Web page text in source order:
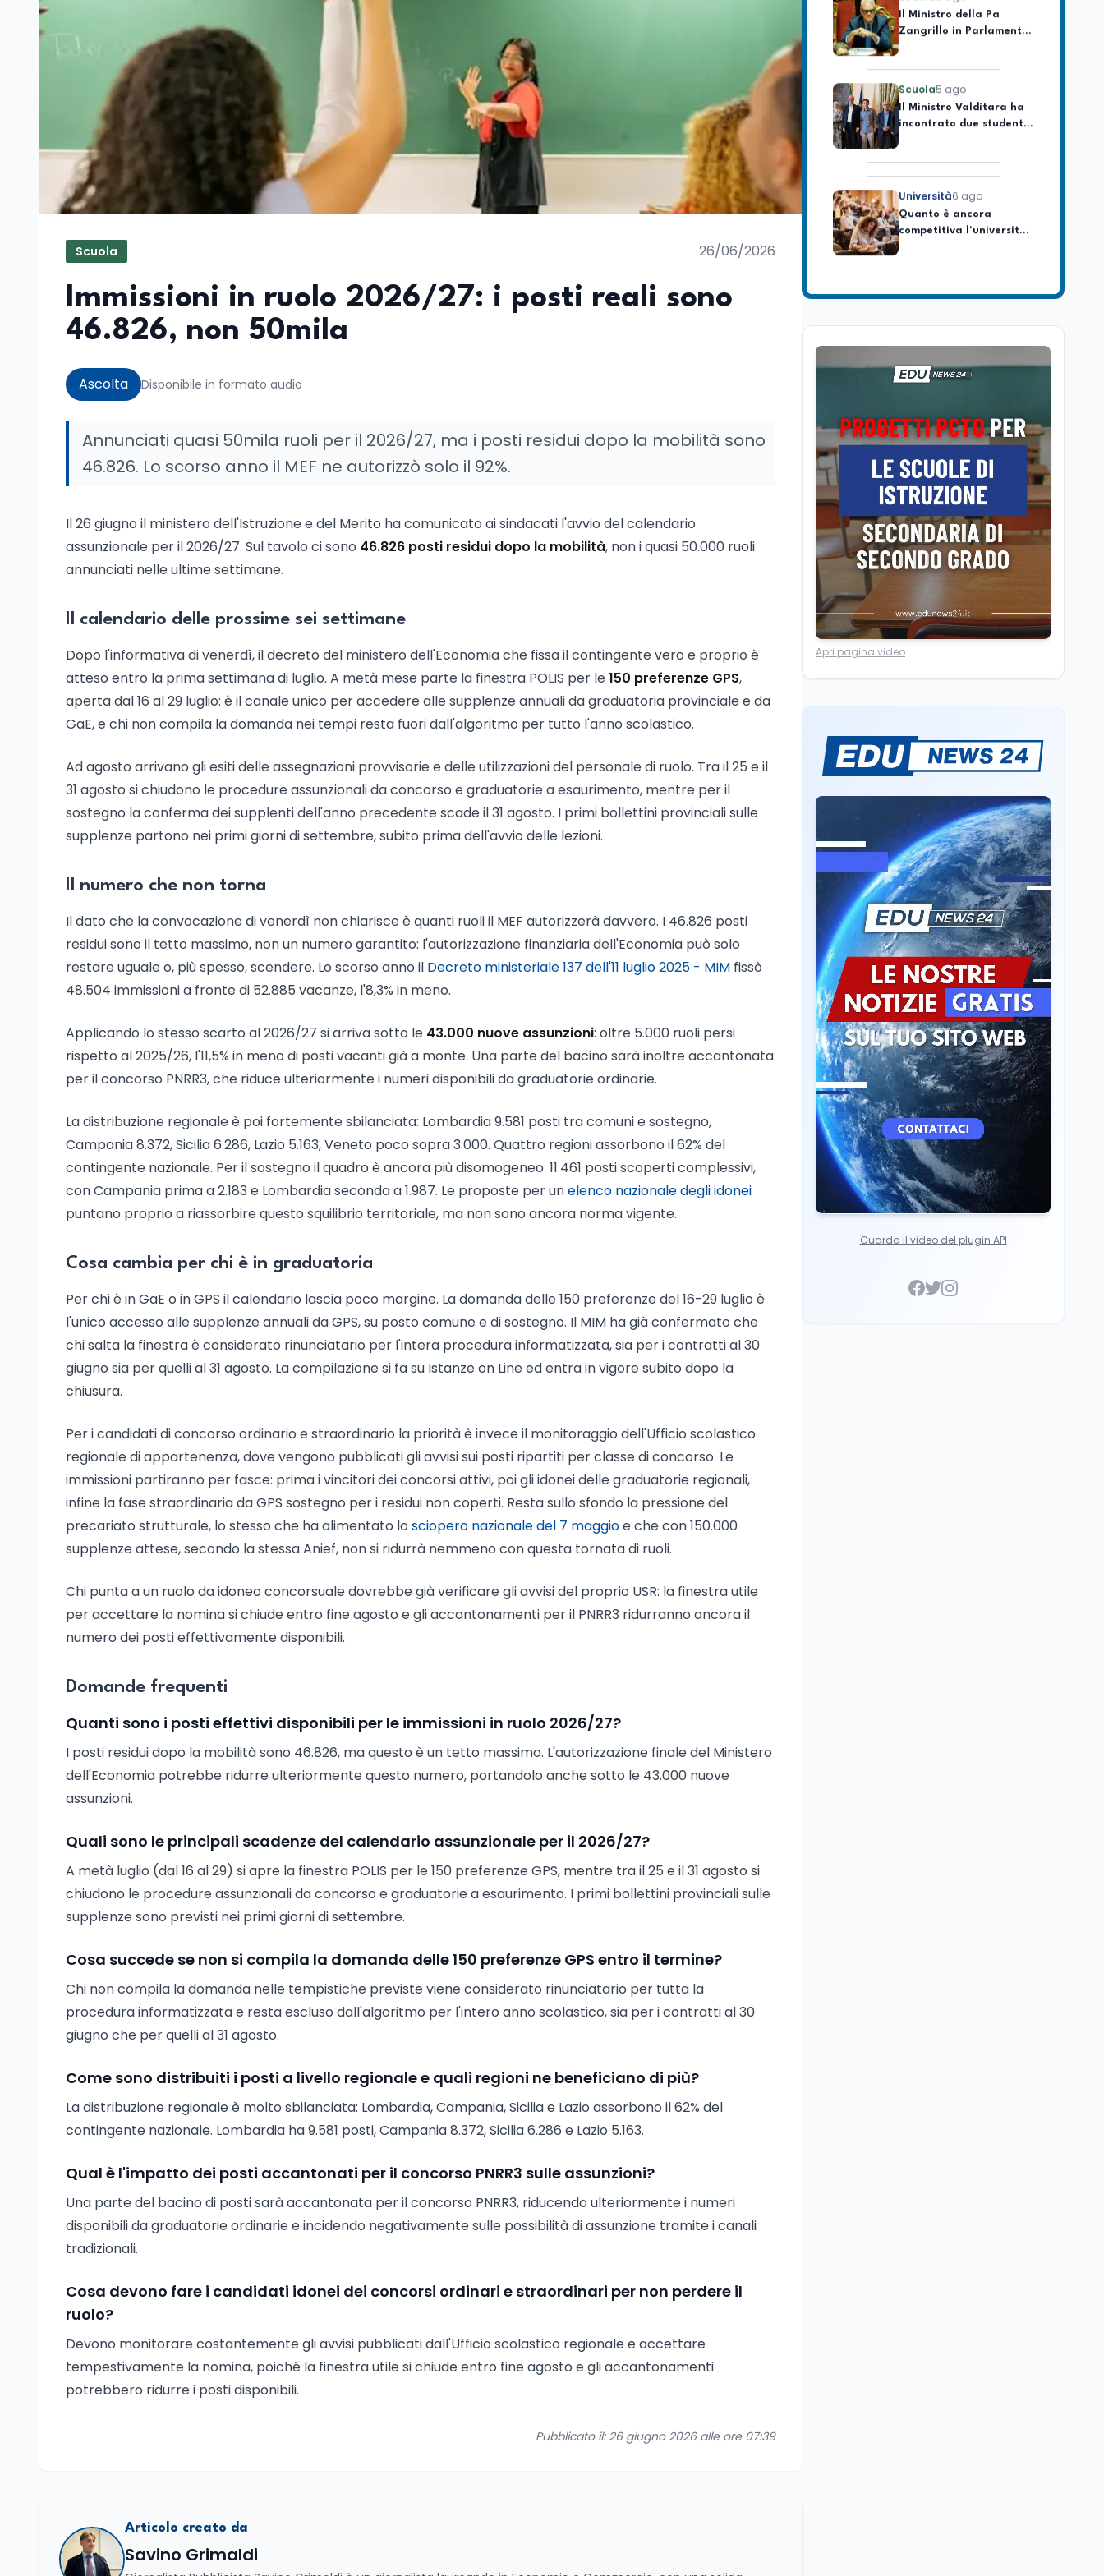
Scuola 26/06/2026
Immissioni in ruolo 2026/27: i posti reali sono
46.826, non 50mila
Ascolta Disponibile in formato audio
Annunciati quasi 50mila ruoli per il 2026/27, ma i posti residui dopo la mobilità sono
46.826. Lo scorso anno il MEF ne autorizzò solo il 92%.
Il 26 giugno il ministero dell'Istruzione e del Merito ha comunicato ai sindacati l'avvio del calendario
assunzionale per il 2026/27. Sul tavolo ci sono 46.826 posti residui dopo la mobilità, non i quasi 50.000 ruoli
annunciati nelle ultime settimane.
Il calendario delle prossime sei settimane
Dopo l'informativa di venerdì, il decreto del ministero dell'Economia che fissa il contingente vero e proprio è
atteso entro la prima settimana di luglio. A metà mese parte la finestra POLIS per le150 preferenze GPS,
aperta dal 16 al 29 luglio: è il canale unico per accedere alle supplenze annuali da graduatoria provinciale e da
GaE, e chi non compila la domanda nei tempi resta fuori dall'algoritmo per tutto l'anno scolastico.
Ad agosto arrivano gli esiti delle assegnazioni provvisorie e delle utilizzazioni del personale di ruolo. Tra il 25 e il
31 agosto si chiudono le procedure assunzionali da concorso e graduatorie a esaurimento, mentre per il
sostegno la conferma dei supplenti dell'anno precedente scade il 31 agosto. I primi bollettini provinciali sulle
supplenze partono nei primi giorni di settembre, subito prima dell'avvio delle lezioni.
Il numero che non torna
Il dato che la convocazione di venerdì non chiarisce è quanti ruoli il MEF autorizzerà davvero. I 46.826 posti
residui sono il tetto massimo, non un numero garantito: l'autorizzazione finanziaria dell'Economia può solo
restare uguale o, più spesso, scendere. Lo scorso anno il Decreto ministeriale 137 dell'11 luglio 2025 - MIM fissò
48.504 immissioni a fronte di 52.885 vacanze, l'8,3% in meno.
Applicando lo stesso scarto al 2026/27 si arriva sotto le 43.000 nuove assunzioni: oltre 5.000 ruoli persi
rispetto al 2025/26, l'11,5% in meno di posti vacanti già a monte. Una parte del bacino sarà inoltre accantonata
per il concorso PNRR3, che riduce ulteriormente i numeri disponibili da graduatorie ordinarie.
La distribuzione regionale è poi fortemente sbilanciata: Lombardia 9.581 posti tra comuni e sostegno,
Campania 8.372, Sicilia 6.286, Lazio 5.163, Veneto poco sopra 3.000. Quattro regioni assorbono il 62% del
contingente nazionale. Per il sostegno il quadro è ancora più disomogeneo: 11.461 posti scoperti complessivi,
con Campania prima a 2.183 e Lombardia seconda a 1.987. Le proposte per unelenco nazionale degli idonei
puntano proprio a riassorbire questo squilibrio territoriale, ma non sono ancora norma vigente.
Cosa cambia per chi è in graduatoria
Per chi è in GaE o in GPS il calendario lascia poco margine. La domanda delle 150 preferenze del 16-29 luglio è
l'unico accesso alle supplenze annuali da GPS, su posto comune e di sostegno. Il MIM ha già confermato che
chi salta la finestra è considerato rinunciatario per l'intera procedura informatizzata, sia per i contratti al 30
giugno sia per quelli al 31 agosto. La compilazione si fa su Istanze on Line ed entra in vigore subito dopo la
chiusura.
Per i candidati di concorso ordinario e straordinario la priorità è invece il monitoraggio dell'Ufficio scolastico
regionale di appartenenza, dove vengono pubblicati gli avvisi sui posti ripartiti per classe di concorso. Le
immissioni partiranno per fasce: prima i vincitori dei concorsi attivi, poi gli idonei delle graduatorie regionali,
infine la fase straordinaria da GPS sostegno per i residui non coperti. Resta sullo sfondo la pressione del
precariato strutturale, lo stesso che ha alimentato lo sciopero nazionale del 7 maggioe che con 150.000
supplenze attese, secondo la stessa Anief, non si ridurrà nemmeno con questa tornata di ruoli.
Chi punta a un ruolo da idoneo concorsuale dovrebbe già verificare gli avvisi del proprio USR: la finestra utile
per accettare la nomina si chiude entro fine agosto e gli accantonamenti per il PNRR3 ridurranno ancora il
numero dei posti effettivamente disponibili.
Domande frequenti
Quanti sono i posti effettivi disponibili per le immissioni in ruolo 2026/27?
I posti residui dopo la mobilità sono 46.826, ma questo è un tetto massimo. L'autorizzazione finale del Ministero
dell'Economia potrebbe ridurre ulteriormente questo numero, portandolo anche sotto le 43.000 nuove
assunzioni.
Quali sono le principali scadenze del calendario assunzionale per il 2026/27?
A metà luglio (dal 16 al 29) si apre la finestra POLIS per le 150 preferenze GPS, mentre tra il 25 e il 31 agosto si
chiudono le procedure assunzionali da concorso e graduatorie a esaurimento. I primi bollettini provinciali sulle
supplenze sono previsti nei primi giorni di settembre.
Cosa succede se non si compila la domanda delle 150 preferenze GPS entro il termine?
Chi non compila la domanda nelle tempistiche previste viene considerato rinunciatario per tutta la
procedura informatizzata e resta escluso dall'algoritmo per l'intero anno scolastico, sia per i contratti al 30
giugno che per quelli al 31 agosto.
Come sono distribuiti i posti a livello regionale e quali regioni ne beneficiano di più?
La distribuzione regionale è molto sbilanciata: Lombardia, Campania, Sicilia e Lazio assorbono il 62% del
contingente nazionale. Lombardia ha 9.581 posti, Campania 8.372, Sicilia 6.286 e Lazio 5.163.
Qual è l'impatto dei posti accantonati per il concorso PNRR3 sulle assunzioni?
Una parte del bacino di posti sarà accantonata per il concorso PNRR3, riducendo ulteriormente i numeri
disponibili da graduatorie ordinarie e incidendo negativamente sulle possibilità di assunzione tramite i canali
tradizionali.
Cosa devono fare i candidati idonei dei concorsi ordinari e straordinari per non perdere il
ruolo?
Devono monitorare costantemente gli avvisi pubblicati dall'Ufficio scolastico regionale e accettare
tempestivamente la nomina, poiché la finestra utile si chiude entro fine agosto e gli accantonamenti
potrebbero ridurre i posti disponibili.
Pubblicato il: 26 giugno 2026 alle ore 07:39
Articolo creato da
Savino Grimaldi
Zangrillo in Parlamento:
"12 miliardi per l'edilizia
e la sicurezza delle
Scuola5 ago
Il Ministro Valditara ha
incontrato due studenti
palestinesi giunti da
Italia
Università6 ago
Quanto è ancora
competitiva l'università
italiana? Cosa dicono i
dati 2026
scorrere la graduatoria
Volontariato, firmata
CSVnet ETS
Il Ministro della Pa
Zangrillo in Parlamento:
"12 miliardi per l'edilizia
e la sicurezza delle
scuole con risorse Pnrr"
Scuola5 ago
Il Ministro Valditara ha
Gaza che hanno
superato la Maturità in
Università6 ago
Quanto è ancora
Consiglio di Stato:
scorrere la graduatoria
dopo il semestre filtro
Lavoro5 ago
Volontariato, firmata
l’intesa triennale tra
Ministero del Lavoro e
CSVnet ETS
Scuola5 ago
Il Ministro della Pa
Zangrillo in Parlamento:
"12 miliardi per l'edilizia
e la sicurezza delle
scuole con risorse Pnrr"
Scuola5 ago
Il Ministro Valditara ha
incontrato due studenti
palestinesi giunti da
Gaza che hanno
superato la Maturità in
Italia
Apri pagina video
Guarda il video del plugin API